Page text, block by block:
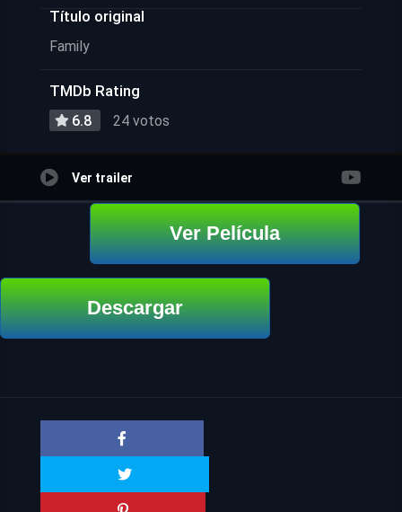
Título original
Family
TMDb Rating
6.8 24 votos
Ver trailer
Ver Película
Descargar